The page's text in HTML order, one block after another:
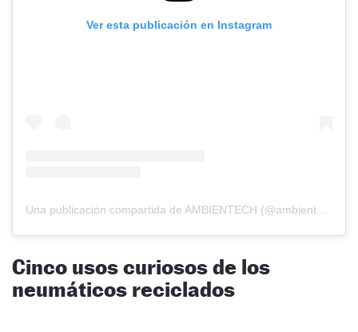
Ver esta publicación en Instagram
Cinco usos curiosos de los
neumáticos reciclados